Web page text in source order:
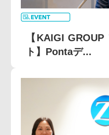
【KAIGI
ト】Pontaデ...